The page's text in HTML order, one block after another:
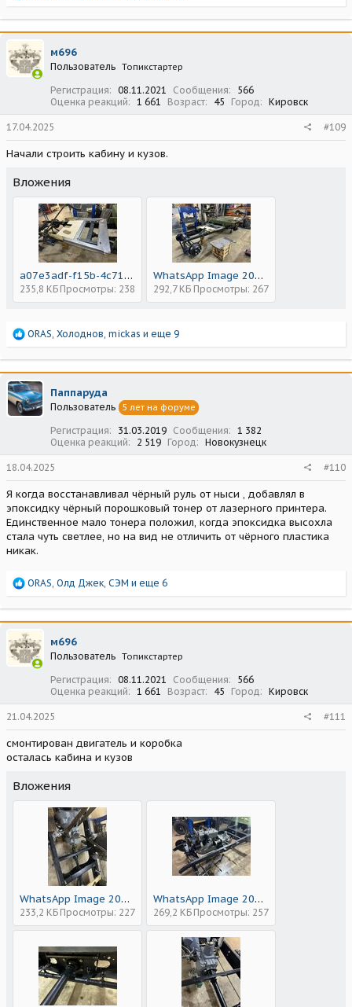
а
к
ц
и
и
м696
Пользователь Топикстартер
Регистрация 08.11.2021 Сообщения
566
Оценка реакций
1 661 Возраст 45 Город Кировск
17.04.2025 #109
Начали строить кабину и кузов.
Вложения
a07e3adf-f15b-4c71-a76b-30a7c71c2558.jpeg
235,8 КБ Просмотры: 238
WhatsApp Image 2025-04-16 at 22.04.49.jpeg
292,7 КБ Просмотры: 267
Р
а
к
ц
и
и
ORAS Холоднов mickas и еще 9
Паппаруда
Пользователь 5 лет на форуме
Регистрация 31.03.2019 Сообщения
1 382
Оценка реакций
2 519 Город Новокузнецк
18.04.2025 #110
Я когда восстанавливал чёрный руль от ныси , добавлял в
эпоксидку чёрный порошковый тонер от лазерного принтера.
Единственное мало тонера положил, когда эпоксидка высохла
стала чуть светлее, но на вид не отличить от чёрного пластика
никак.
Р
а
к
ц
и
и
ORAS Олд Джек СЭМ и еще 6
м696
Пользователь Топикстартер
Регистрация 08.11.2021 Сообщения
566
Оценка реакций
1 661 Возраст 45 Город Кировск
21.04.2025 #111
смонтирован двигатель и коробка
осталась кабина и кузов
Вложения
WhatsApp Image 2025-04-21 at 16.00.01 (3).jpeg
233,2 КБ Просмотры: 227
WhatsApp Image 2025-04-21 at 16.00.01 (2).jpeg
269,2 КБ Просмотры: 257